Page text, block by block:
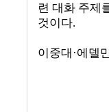
련 대화 주제
것이다.
이중대 ·에델